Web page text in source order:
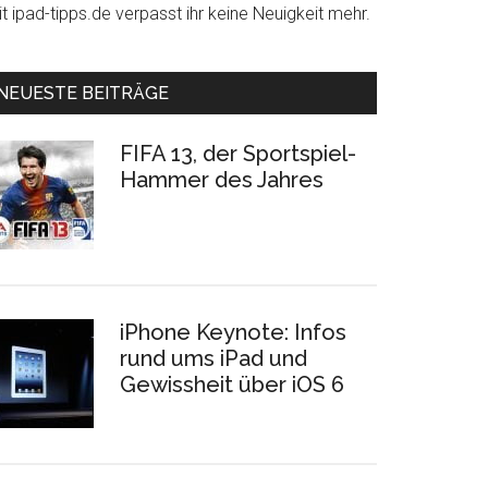
ipad-tipps.de verpasst ihr keine Neuigkeit mehr.
BEITRÄGE
FIFA 13, der Sportspiel-
Hammer des Jahres
iPhone Keynote: Infos
rund ums iPad und
Gewissheit über iOS 6